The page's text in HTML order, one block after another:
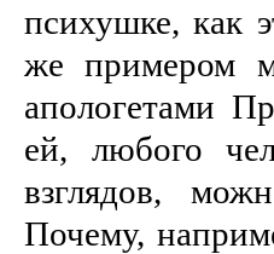
психушке, как
же примером
апологетами
ей, любого
взглядов,
Почему,